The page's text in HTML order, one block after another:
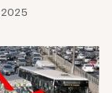
2025